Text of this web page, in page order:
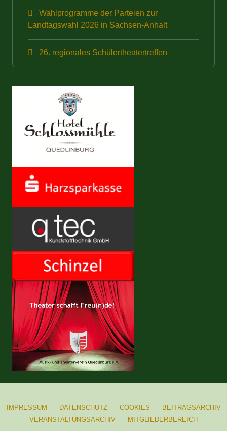
Wahlprogramme der Parteien zur
Landtagswahl 2026 in Sachsen-Anhalt
26. regionales Schülertheatertreffen
IMPRESSUM DATENSCHUTZ COOKIES
BEITRAGSARCHIV
VERANSTALTUNGSARCHIV
MITGLIEDERBEREICH